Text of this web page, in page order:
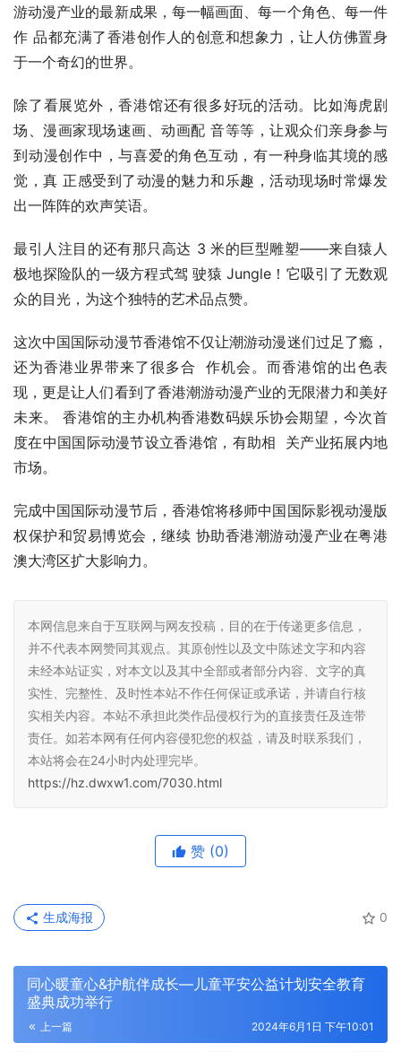
游动漫产业的最新成果，每一幅画面、每一个角色、每一件
作 品都充满了香港创作人的创意和想象力，让人仿佛置身
于一个奇幻的世界。
除了看展览外，香港馆还有很多好玩的活动。比如海虎剧
场、漫画家现场速画、动画配 音等等，让观众们亲身参与
到动漫创作中，与喜爱的角色互动，有一种身临其境的感
觉，真 正感受到了动漫的魅力和乐趣，活动现场时常爆发
出一阵阵的欢声笑语。
最引人注目的还有那只高达 3 米的巨型雕塑——来自猿人
极地探险队的一级方程式驾 驶猿 Jungle！它吸引了无数观
众的目光，为这个独特的艺术品点赞。
这次中国国际动漫节香港馆不仅让潮游动漫迷们过足了瘾，
还为香港业界带来了很多合  作机会。而香港馆的出色表
现，更是让人们看到了香港潮游动漫产业的无限潜力和美好
未来。 香港馆的主办机构香港数码娱乐协会期望，今次首
度在中国国际动漫节设立香港馆，有助相  关产业拓展内地
市场。
完成中国国际动漫节后，香港馆将移师中国国际影视动漫版
权保护和贸易博览会，继续 协助香港潮游动漫产业在粤港
澳大湾区扩大影响力。
本网信息来自于互联网与网友投稿，目的在于传递更多信息，
并不代表本网赞同其观点。其原创性以及文中陈述文字和内容
未经本站证实，对本文以及其中全部或者部分内容、文字的真
实性、完整性、及时性本站不作任何保证或承诺，并请自行核
实相关内容。本站不承担此类作品侵权行为的直接责任及连带
责任。如若本网有任何内容侵犯您的权益，请及时联系我们，
本站将会在24小时内处理完毕。
https://hz.dwxw1.com/7030.html
赞 (0)
0
生成海报
同心暖童心&护航伴成长—儿童平安公益计划安全教育
盛典成功举行
上一篇 2024年6月1日 下午10:01